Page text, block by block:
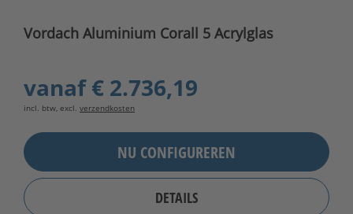
Vordach Aluminium Corall 5 Acrylglas
vanaf€ 2.736,19
incl. btw, excl. verzendkosten
NU CONFIGUREREN
DETAILS